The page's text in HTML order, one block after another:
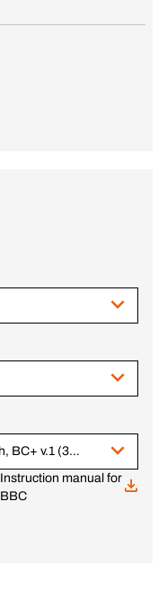
352038 12 V: 2 x BBPI - 6.0 & 6.0 Ah, BC+ v.1 (370469 + 370469)
Instruction manual for
BBC